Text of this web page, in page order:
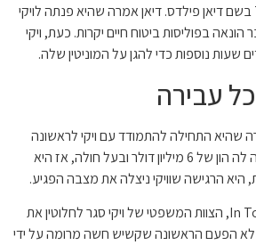
תביעה על ידי אישה בת 74 בשם דיאן פילדס. דיאן אמרה שהיא פנתה לויקי
הונאה בפוליסות ביטוח חיים יקרות. כעת, ויקי
שעות נוספות כדי להגן על המוניטין שלה.
עבירה
שהיא התחילה להתמודד עם ויקי לראשונה
ב-2019. באותה תקופה היה לה הון של 6 מיליון דולר ובעל חולה, אז היא
הרגישה שוויקי ניצלה את מצבה הפגיע.
בהודעה שפרסמה ב-In Touch, הצוות המשפטי של ויקי סגר לחלוטין את
לא הפעם הראשונה שקשיש חשה מרומה על ידי